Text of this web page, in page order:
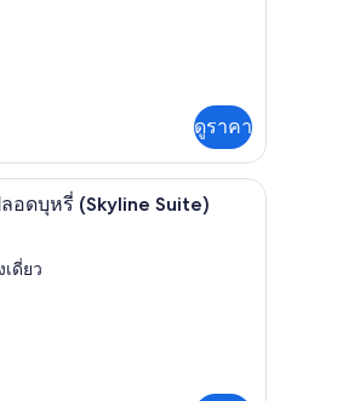
ดูราคา
, ผ้าปูที่นอน
เพนท์เฮาส์, 2 ห้องนอน, ปลอดบุหรี่ (Skyline
อดบุหรี่ (Skyline Suite)
เดี่ยว